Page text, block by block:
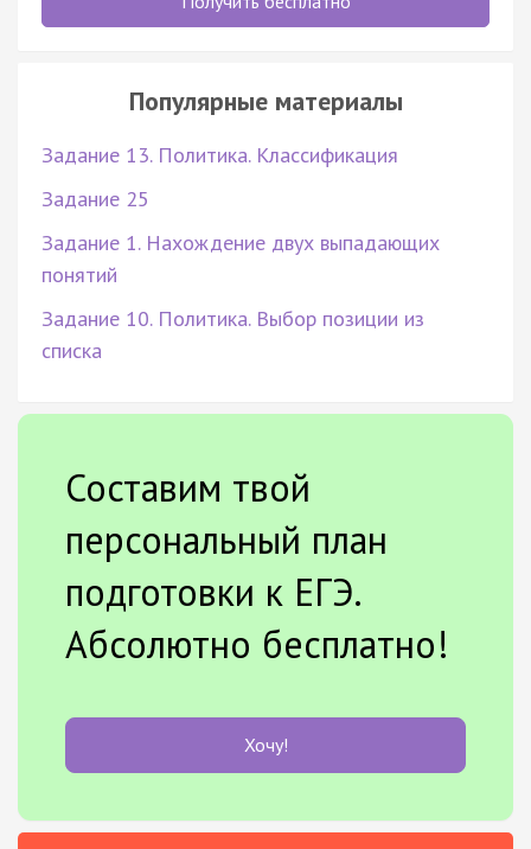
Популярные материалы
Задание 13. Политика. Классификация
Задание 25
Задание 1. Нахождение двух выпадающих
понятий
Задание 10. Политика. Выбор позиции из
списка
Составим твой
персональный план
подготовки к ЕГЭ.
Абсолютно бесплатно!
Хочу!